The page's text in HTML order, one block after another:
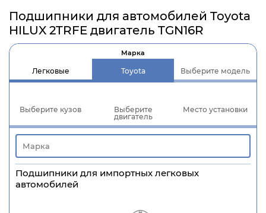
Подшипники для автомобилей Toyota
HILUX 2TRFE двигатель TGN16R
Легковые
Марка
Toyota Выберите модель
Выберите кузов
Выберите
двигатель
Место установки
Подшипники для импортных легковых
автомобилей